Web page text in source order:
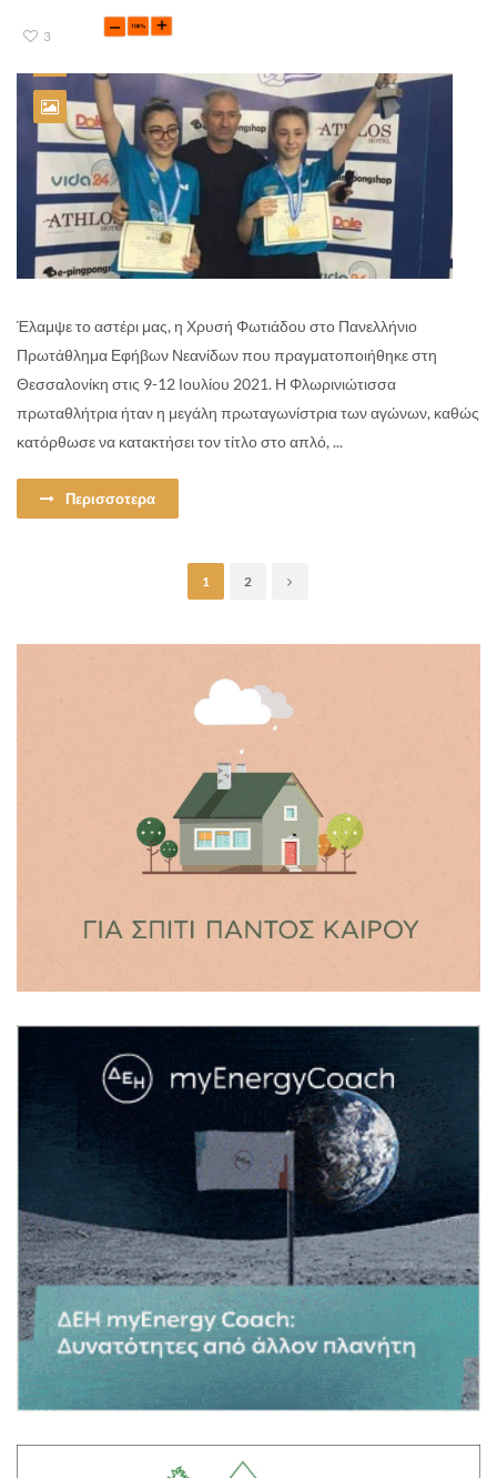
3
Έλαμψε το αστέρι μας, η Χρυσή Φωτιάδου στο Πανελλήνιο
Πρωτάθλημα Εφήβων Νεανίδων που πραγματοποιήθηκε στη
Θεσσαλονίκη στις 9-12 Ιουλίου 2021. Η Φλωρινιώτισσα
πρωταθλήτρια ήταν η μεγάλη πρωταγωνίστρια των αγώνων, καθώς
κατόρθωσε να κατακτήσει τον τίτλο στο απλό, ...
Περισσοτερα
1 2